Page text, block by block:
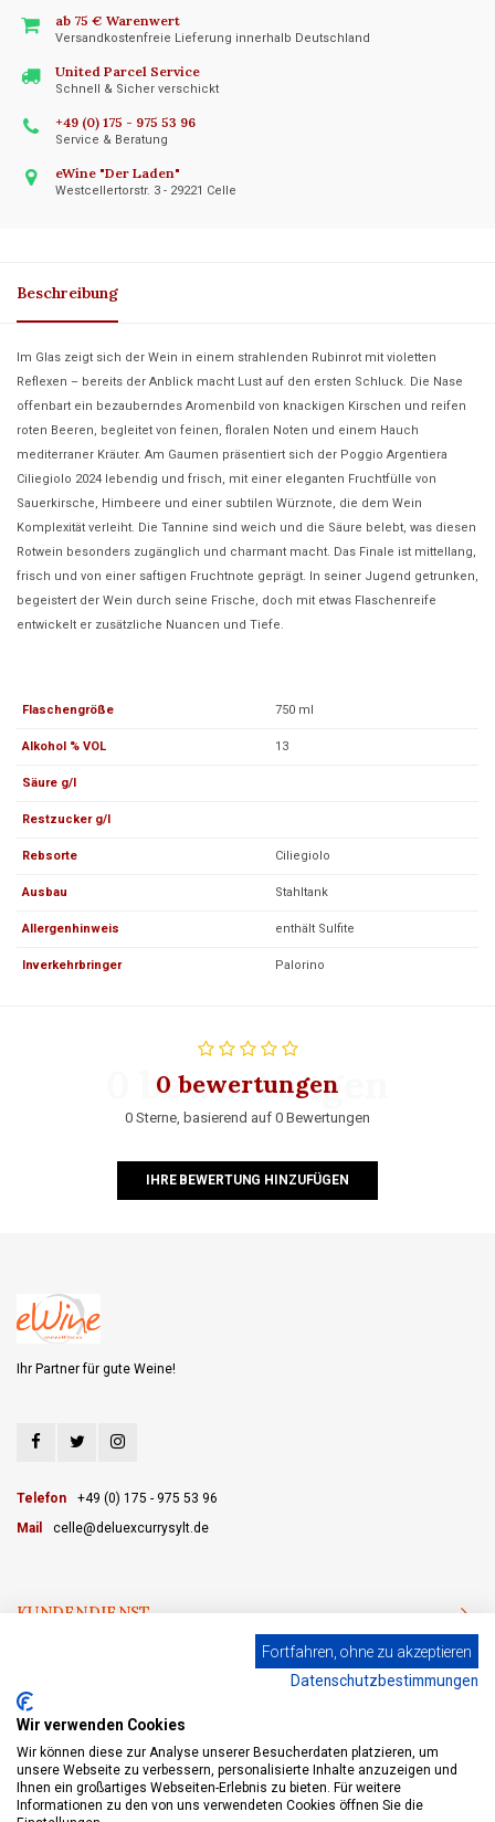
ab 75 € Warenwert
Versandkostenfreie Lieferung innerhalb Deutschland
United Parcel Service
Schnell & Sicher verschickt
+49 (0) 175 - 975 53 96
Service & Beratung
eWine "Der Laden"
Westcellertorstr. 3 - 29221 Celle
Beschreibung
Im Glas zeigt sich der Wein in einem strahlenden Rubinrot mit violetten
Reflexen – bereits der Anblick macht Lust auf den ersten Schluck. Die Nase
offenbart ein bezauberndes Aromenbild von knackigen Kirschen und reifen
roten Beeren, begleitet von feinen, floralen Noten und einem Hauch
mediterraner Kräuter. Am Gaumen präsentiert sich der Poggio Argentiera
Ciliegiolo 2024 lebendig und frisch, mit einer eleganten Fruchtfülle von
Sauerkirsche, Himbeere und einer subtilen Würznote, die dem Wein
Komplexität verleiht. Die Tannine sind weich und die Säure belebt, was diesen
Rotwein besonders zugänglich und charmant macht. Das Finale ist mittellang,
frisch und von einer saftigen Fruchtnote geprägt. In seiner Jugend getrunken,
begeistert der Wein durch seine Frische, doch mit etwas Flaschenreife
entwickelt er zusätzliche Nuancen und Tiefe.
Flaschengröße 750 ml
Alkohol % VOL 13
Säure g/l
Restzucker g/l
Rebsorte Ciliegiolo
Ausbau Stahltank
Allergenhinweis enthält Sulfite
Inverkehrbringer Palorino
0 bewertungen
0 bewertungen
0 Sterne, basierend auf 0 Bewertungen
IHRE BEWERTUNG HINZUFÜGEN
Ihr Partner für gute Weine!
Telefon
+49 (0) 175 - 975 53 96
Mail
celle@deluexcurrysylt.de
KUNDENDIENST
MEIN KONTO
© Copyright 2026 eWine - Weinhandel und Online Weinversand - Powered by
Fortfahren, ohne zu akzeptieren
Datenschutzbestimmungen
Wir verwenden Cookies
Wir können diese zur Analyse unserer Besucherdaten platzieren, um
unsere Webseite zu verbessern, personalisierte Inhalte anzuzeigen und
Ihnen ein großartiges Webseiten-Erlebnis zu bieten. Für weitere
Informationen zu den von uns verwendeten Cookies öffnen Sie die